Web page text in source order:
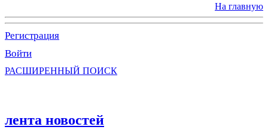
На главную
Регистрация
Войти
РАСШИРЕННЫЙ ПОИСК
лента новостей